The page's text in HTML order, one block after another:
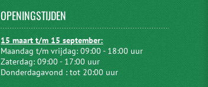
OPENINGSTIJDEN
15 maart t/m 15 september:
Maandag t/m vrijdag: 09:00 - 18:00 uur
Zaterdag: 09:00 - 17:00 uur
Donderdagavond : tot 20:00 uur